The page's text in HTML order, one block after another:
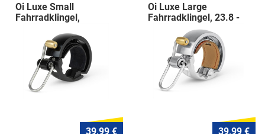
Oi Luxe Small
Fahrradklingel,
39,99 €
Oi Luxe Large
Fahrradklingel, 23.8 -
31.8mm, silve
39,99 €